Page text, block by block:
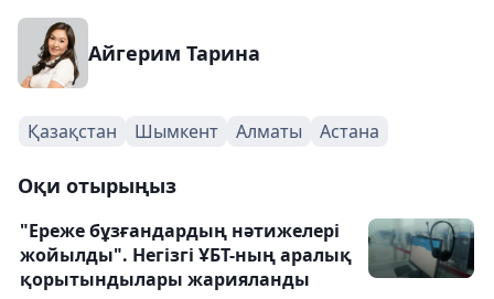
Айгерим Тарина
Қазақстан Шымкент Алматы Астана
Оқи отырыңыз
"Ереже бұзғандардың нәтижелері
жойылды". Негізгі ҰБТ-ның аралық
қорытындылары жарияланды